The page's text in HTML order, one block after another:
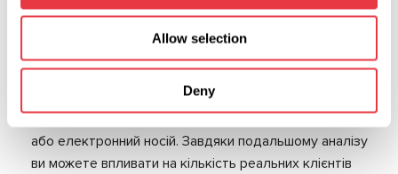
Allow selection
Deny
відповідальної особи за телефонні комунікації. Від
швидкості реакції на дзвінок і змісту телефонної
клієнтом залежить його співпраця з вами надалі. Щоб
вести облік дзвінків, що надійшли, і розуміти їхню
ефективність, розмови слід фіксувати на аудіоплівку
або електронний носій. Завдяки подальшому аналізу
ви можете впливати на кількість реальних клієнтів